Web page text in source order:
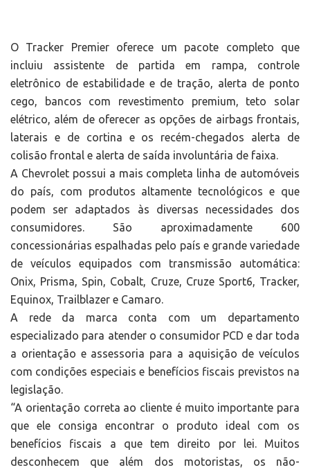
O Tracker Premier oferece um pacote completo que
incluiu assistente de partida em rampa, controle
eletrônico de estabilidade e de tração, alerta de ponto
cego, bancos com revestimento premium, teto solar
elétrico, além de oferecer as opções de airbags frontais,
laterais e de cortina e os recém-chegados alerta de
colisão frontal e alerta de saída involuntária de faixa.
A Chevrolet possui a mais completa linha de automóveis
do país, com produtos altamente tecnológicos e que
podem ser adaptados às diversas necessidades dos
consumidores. São aproximadamente 600
concessionárias espalhadas pelo país e grande variedade
de veículos equipados com transmissão automática:
Onix, Prisma, Spin, Cobalt, Cruze, Cruze Sport6, Tracker,
Equinox, Trailblazer e Camaro.
A rede da marca conta com um departamento
especializado para atender o consumidor PCD e dar toda
a orientação e assessoria para a aquisição de veículos
com condições especiais e benefícios fiscais previstos na
legislação.
“A orientação correta ao cliente é muito importante para
que ele consiga encontrar o produto ideal com os
benefícios fiscais a que tem direito por lei. Muitos
desconhecem que além dos motoristas, os não-